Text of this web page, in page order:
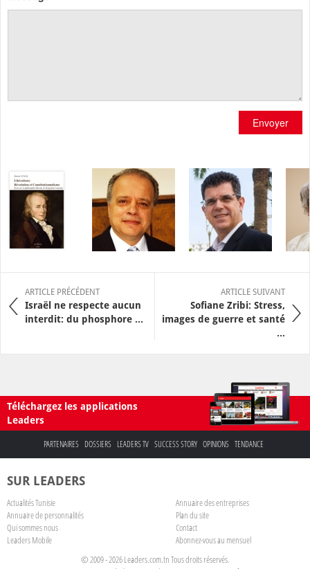
Envoyer
ARTICLE PRÉCÉDENT
Israël ne respecte aucun
interdit: du phosphore ...
ARTICLE SUIVANT
Sofiane Zribi: Stress,
images de guerre et santé
...
Téléchargez les applications
Leaders
PARTENAIRES DOSSIERS LEADERS TV SUCCESS STORY OPINIONS TENDANCE
SUR LEADERS
Actualités Tunisie
Annuaire des entreprises
Annuaire de personnalités
Plan du site
Qui sommes nous
Contact
Leaders Mobile
Abonnez-vous au mensuel
© 2009 - 2026 Leaders.com.tn Tous droits réservés.